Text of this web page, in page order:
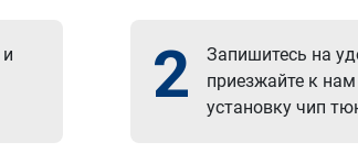
и
2
Запишитесь на
приезжайте к
установку чип